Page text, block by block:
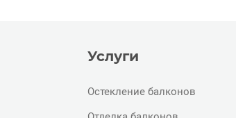
Услуги
Остекление балконов